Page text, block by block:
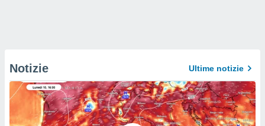
Notizie Ultime notizie